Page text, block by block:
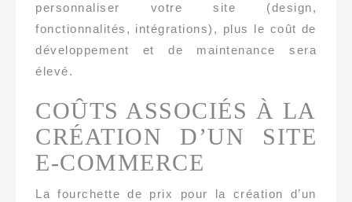
personnaliser votre site (design,
fonctionnalités, intégrations), plus le coût de
développement et de maintenance sera
élevé.
COÛTS ASSOCIÉS À LA
CRÉATION D’UN SITE
E-COMMERCE
La fourchette de prix pour la création d’un